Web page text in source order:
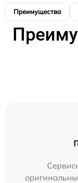
Преимущества